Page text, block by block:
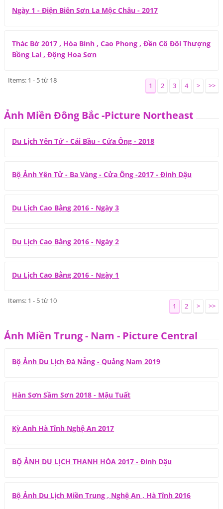
Ngày 1 - Điện Biên Sơn La Mộc Châu - 2017
Thác Bờ 2017 , Hòa Bình , Cao Phong , Đền Cô Đôi Thượng
Bồng Lai , Động Hoa Sơn
Items: 1 - 5 từ 18
1 2 3 4 > >>
Ảnh Miền Đông Bắc -Picture Northeast
Du Lịch Yên Tử - Cái Bầu - Cửa Ông - 2018
Bộ Ảnh Yên Tử - Ba Vàng - Cửa Ông -2017 - Đinh Dậu
Du Lịch Cao Bằng 2016 - Ngày 3
Du Lịch Cao Bằng 2016 - Ngày 2
Du Lịch Cao Bằng 2016 - Ngày 1
Items: 1 - 5 từ 10
1 2 > >>
Ảnh Miền Trung - Nam - Picture Central
Bộ Ảnh Du Lịch Đà Nẵng - Quảng Nam 2019
Hàn Sơn Sầm Sơn 2018 - Mậu Tuất
Kỳ Anh Hà Tĩnh Nghệ An 2017
BỘ ẢNH DU LỊCH THANH HÓA 2017 - Đinh Dậu
Bộ Ảnh Du Lịch Miền Trung , Nghệ An , Hà Tĩnh 2016